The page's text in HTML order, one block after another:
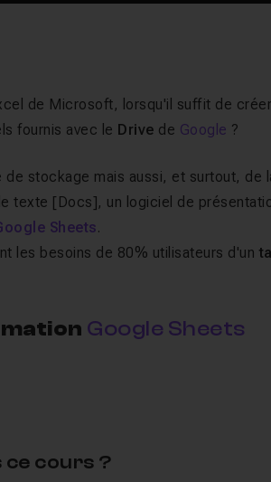
de Microsoft, lorsqu'il suffit de
fournis avec le Drive de Google ?
stockage mais aussi, et surtout, de
texte [Docs], un logiciel de
Sheets.
les besoins de 80% utilisateurs d'un
Google Sheets
ce cours ?